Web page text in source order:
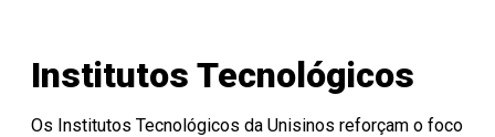
Institutos Tecnológicos
Os Institutos Tecnológicos da Unisinos reforçam o foco